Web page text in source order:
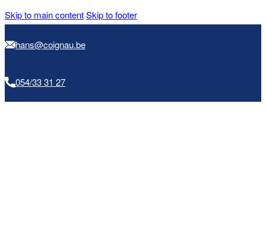
Skip to main contentSkip to footer
hans@coignau.be
054/33 31 27